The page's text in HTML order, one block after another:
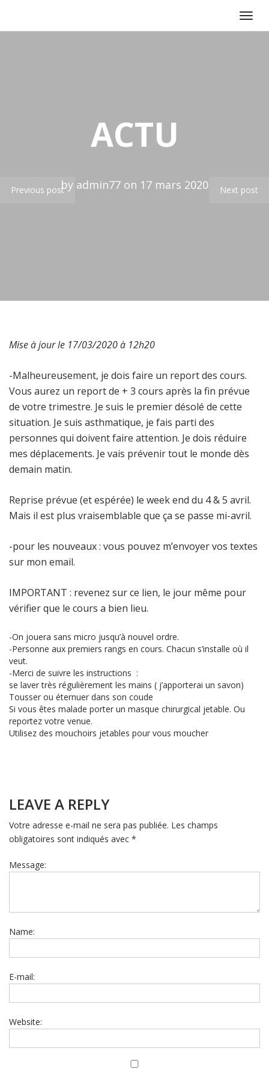
ACTU
by admin77 on 17 mars 2020
Previous post Next post
Mise à jour le 17/03/2020 à 12h20
-Malheureusement, je dois faire un report des cours.
Vous aurez un report de + 3 cours après la fin prévue
de votre trimestre. Je suis le premier désolé de cette
situation. Je suis asthmatique, je fais parti des
personnes qui doivent faire attention. Je dois réduire
mes déplacements. Je vais prévenir tout le monde dès
demain matin.
Reprise prévue (et espérée) le week end du 4 & 5 avril.
Mais il est plus vraisemblable que ça se passe mi-avril.
-pour les nouveaux : vous pouvez m’envoyer vos textes
sur mon email.
IMPORTANT : revenez sur ce lien, le jour même pour
vérifier que le cours a bien lieu.
-On jouera sans micro jusqu’à nouvel ordre.
-Personne aux premiers rangs en cours. Chacun s’installe où il
veut.
-Merci de suivre les instructions :
se lavertrès régulièrement les mains ( j’apporterai un savon)
Tousser ou éternuer dans son coude
Si vous êtes malade porter un masque chirurgical jetable. Ou
reportez votre venue.
Utilisez des mouchoirs jetables pour vous moucher
LEAVE A REPLY
Votre adresse e-mail ne sera pas publiée. Les champs
obligatoires sont indiqués avec *
Message:
Name:
E-mail:
Website: